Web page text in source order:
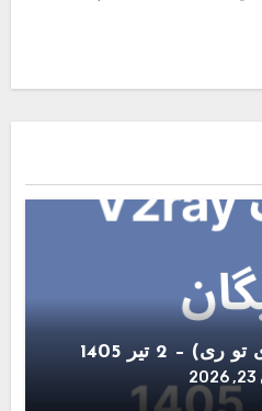
– 2 تیر 1405